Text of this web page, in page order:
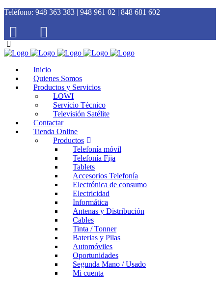
Teléfono: 948 363 383 | 948 961 02 | 848 681 602
Inicio
Quienes Somos
Productos y Servicios
LOWI
Servicio Técnico
Televisión Satélite
Contactar
Tienda Online
Productos
Telefonía móvil
Telefonía Fija
Tablets
Accesorios Telefonía
Electrónica de consumo
Electricidad
Informática
Antenas y Distribución
Cables
Tinta / Tonner
Baterias y Pilas
Automóviles
Oportunidades
Segunda Mano / Usado
Mi cuenta